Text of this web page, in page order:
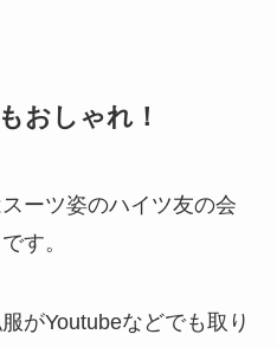
おしゃれ！
ーツ姿のハイツ友の会
す。
がYoutubeなどでも取り